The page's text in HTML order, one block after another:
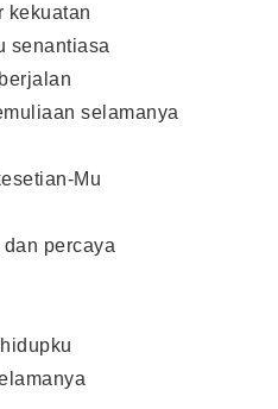
kekuatan
senantiasa
selamanya
Mu
percaya